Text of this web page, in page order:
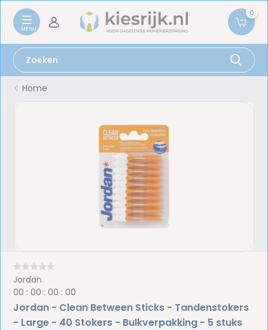
0
Home
Jordan
00 :00 :00 :00
Jordan - Clean Between Sticks - Tandenstokers
- Large - 40 Stokers - Bulkverpakking - 5 stuks